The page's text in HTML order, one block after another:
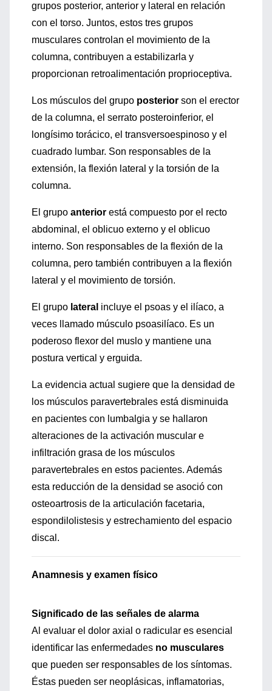
grupos posterior, anterior y lateral en relación
con el torso. Juntos, estos tres grupos
musculares controlan el movimiento de la
columna, contribuyen a estabilizarla y
proporcionan retroalimentación proprioceptiva.
Los músculos del grupo posterior son el erector
de la columna, el serrato posteroinferior, el
longísimo torácico, el transversoespinoso y el
cuadrado lumbar. Son responsables de la
extensión, la flexión lateral y la torsión de la
columna.
El grupo anterior está compuesto por el recto
abdominal, el oblicuo externo y el oblicuo
interno. Son responsables de la flexión de la
columna, pero también contribuyen a la flexión
lateral y el movimiento de torsión.
El grupo lateral incluye el psoas y el ilíaco, a
veces llamado músculo psoasilíaco. Es un
poderoso flexor del muslo y mantiene una
postura vertical y erguida.
La evidencia actual sugiere que la densidad de
los músculos paravertebrales está disminuida
en pacientes con lumbalgia y se hallaron
alteraciones de la activación muscular e
infiltración grasa de los músculos
paravertebrales en estos pacientes. Además
esta reducción de la densidad se asoció con
osteoartrosis de la articulación facetaria,
espondilolistesis y estrechamiento del espacio
discal.
Anamnesis y examen físico
Significado de las señales de alarma
Al evaluar el dolor axial o radicular es esencial
identificar las enfermedades no musculares
que pueden ser responsables de los síntomas.
Éstas pueden ser neoplásicas, inflamatorias,